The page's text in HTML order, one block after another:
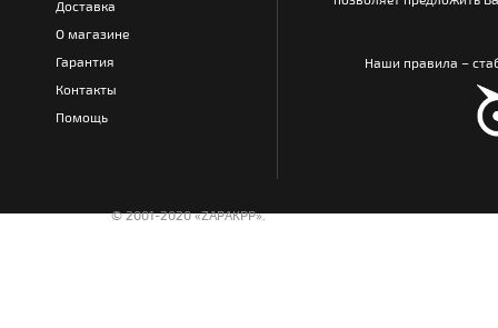
Доставка
О магазине
Гарантия
Контакты
Помощь
Наши правила –
© 2001-2020 «ZAPAKPP».